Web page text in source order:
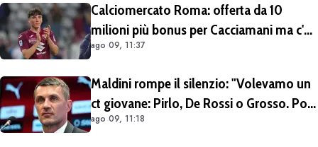
Calciomercato Roma: offerta da 10
milioni più bonus per Cacciamani ma c'è
distanza, interesse anche dell'Inter.
ago 09, 11:37
Maldini rompe il silenzio: "Volevamo un
ct giovane: Pirlo, De Rossi o Grosso. Poi
Malagò mi ha detto: «Pirlo non si può
ago 09, 11:18